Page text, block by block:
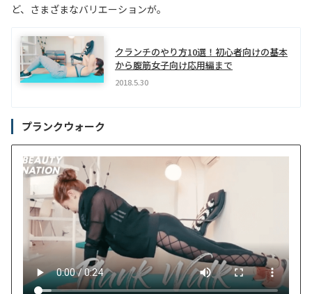
ど、さまざまなバリエーションが。
クランチのやり方10選！初心者向けの基本
から腹筋女子向け応用編まで
2018.5.30
プランクウォーク